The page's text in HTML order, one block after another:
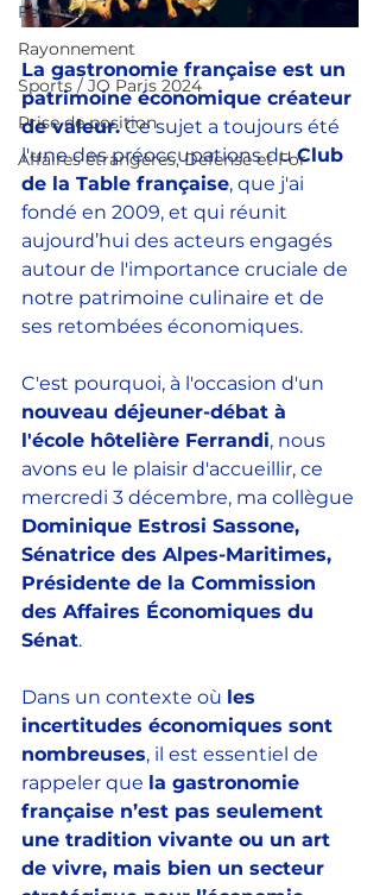
Femmes
Rayonnement
Sports / JO Paris 2024
Prise de position
Affaires étrangères, Défense et For
La gastronomie française est un
patrimoine économique créateur
de valeur. Ce sujet a toujours été
l'une des préoccupations du Club
de la Table française, que j'ai
fondé en 2009, et qui réunit
aujourd’hui des acteurs engagés
autour de l'importance cruciale de
notre patrimoine culinaire et de
ses retombées économiques.
C'est pourquoi, à l'occasion d'un
nouveau déjeuner-débat à
l'école hôtelière Ferrandi, nous
avons eu le plaisir d'accueillir, ce
mercredi 3 décembre, ma collègue
Dominique Estrosi Sassone,
Sénatrice des Alpes-Maritimes,
Présidente de la Commission
des Affaires Économiques du
Sénat.
Dans un contexte où les
incertitudes économiques sont
nombreuses, il est essentiel de
rappeler que la gastronomie
française n’est pas seulement
une tradition vivante ou un art
de vivre, mais bien un secteur